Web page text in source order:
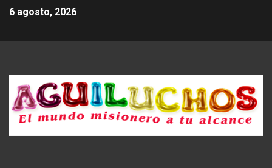
6 agosto, 2026